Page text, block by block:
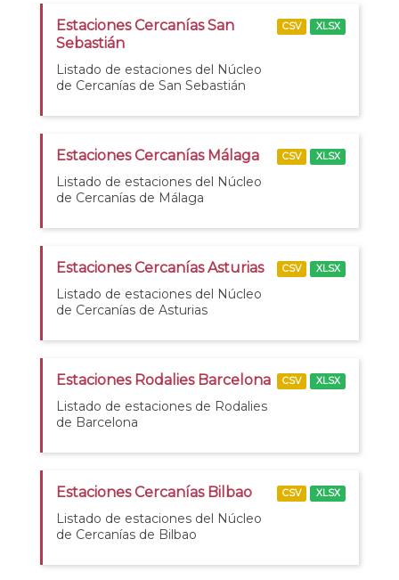
Estaciones Cercanías San
Sebastián
Listado de estaciones del Núcleo
de Cercanías de San Sebastián
CSV XLSX
Estaciones Cercanías Málaga
Listado de estaciones del Núcleo
de Cercanías de Málaga
CSV XLSX
Estaciones Cercanías Asturias
Listado de estaciones del Núcleo
de Cercanías de Asturias
CSV XLSX
Estaciones Rodalies Barcelona
Listado de estaciones de Rodalies
de Barcelona
CSV XLSX
Estaciones Cercanías Bilbao
Listado de estaciones del Núcleo
de Cercanías de Bilbao
CSV XLSX